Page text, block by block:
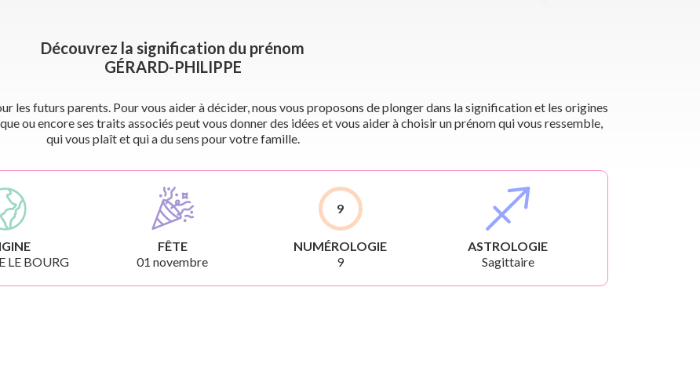
Découvrez la signification du prénom
GÉRARD-PHILIPPE
les futurs parents. Pour vous aider à décider, nous vous proposons de plonger dans la signification et les origines
ou encore ses traits associés peut vous donner des idées et vous aider à choisir un prénom qui vous ressemble,
qui vous plaît et qui a du sens pour votre famille.
LE BOURG
FÊTE
01 novembre
9
NUMÉROLOGIE
9
ASTROLOGIE
Sagittaire